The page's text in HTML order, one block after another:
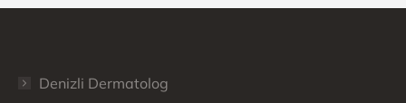
Denizli Dermatolog